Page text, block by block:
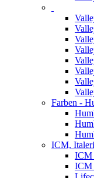
Farben -
ICM,
ICM
ICM